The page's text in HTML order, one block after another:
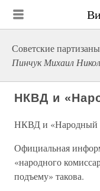
Советские
Пинчук Михаил
НКВД и
НКВД и «Народный
Официальная
«народного
подъему» такова.